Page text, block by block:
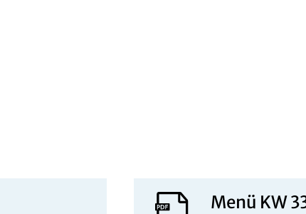
Menü KW